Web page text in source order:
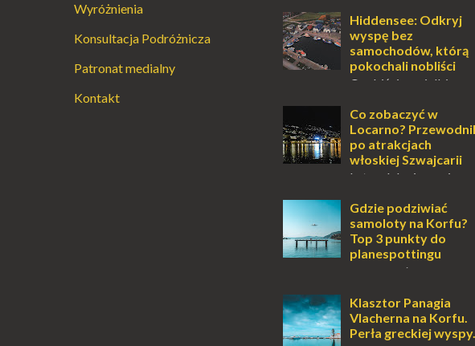
Wyróżnienia
Konsultacja Podróżnicza
Patronat medialny
Kontakt
Dla jednych to może wydawać się
ucieczką od świata, treningiem
przetrwania lub romantycznym
życiem. Dla innych to nieustanne
przebywanie z B...
Hiddensee: Odkryj
wyspę bez
samochodów, którą
pokochali nobliści
Osobiście uwielbiam
zawsze mnie fascynuje. Mały
kawałek ziemi pośrodku Bałtyku?
To zawsze brzmi jak doskonał...
Co zobaczyć w
Locarno?
po atrakcjach
włoskiej Szwajcarii
Latem lub zimą, wiosną
miejsce, które zdecydowanie warto
odwiedzić. Moja zimowa podróż do
Locarno gwara...
Gdzie podziwiać
samoloty na Korfu?
Top 3 punkty do
planespottingu
Korfu, perła Morza
tylko wspaniałe plaże, zabytki i
klimatyczne wioski, ale także coś
wyjątkowego – prawd...
Klasztor Panagia
Vlacherna na Korfu.
Perła greckiej wyspy.